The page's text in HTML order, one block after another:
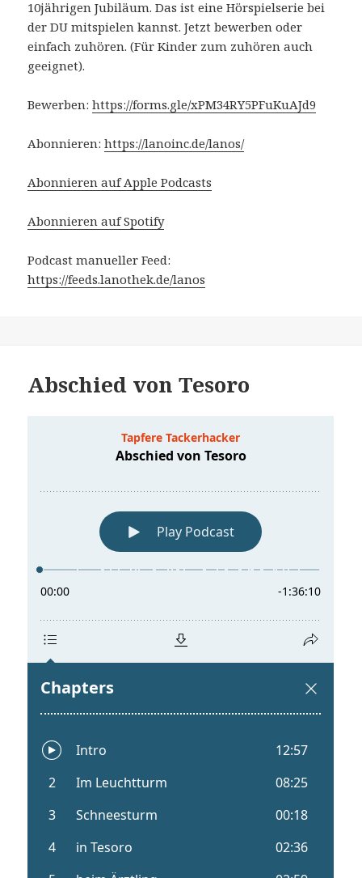
10jährigen Jubiläum. Das ist eine Hörspielserie bei
der DU mitspielen kannst. Jetzt bewerben oder
einfach zuhören. (Für Kinder zum zuhören auch
geeignet).
Bewerben:https://forms.gle/xPM34RY5PFuKuAJd9
Abonnieren:https://lanoinc.de/lanos/
Abonnieren auf Apple Podcasts
Abonnieren auf Spotify
Podcast manueller Feed:
https://feeds.lanothek.de/lanos
Abschied von Tesoro